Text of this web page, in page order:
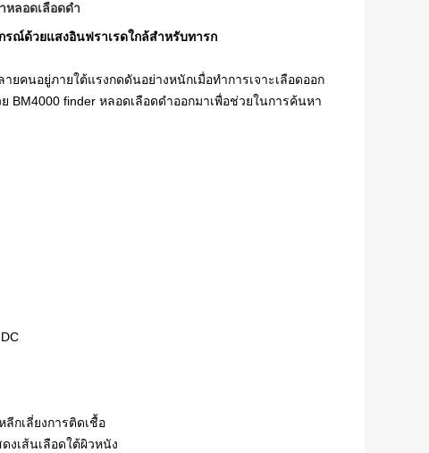
หลอดเลือดดำ
ณ์ด้วยแสงอินฟราเรดใกล้สำหรับทารก
ยคนอยู่ภายใต้แรงกดดันอย่างหนักเมื่อทำการเจาะเลือดออก
finder หลอดเลือดดำออกมาเพื่อช่วยในการค้นหา
กเลี่ยงการติดเชื้อ
งเส้นเลือดใต้ผิวหนัง